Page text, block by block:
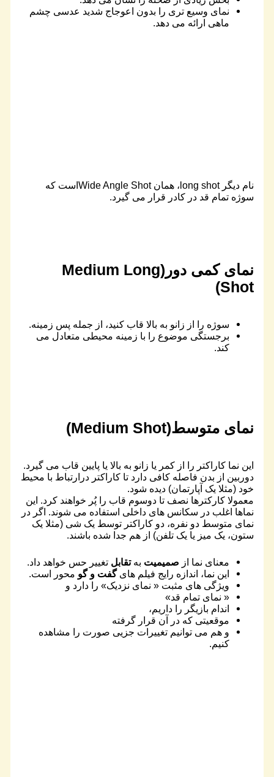
نمای وسیع تری را بدون اعوجاج شدید عدسی چشم
ماهی ارائه می دهد.
نام دیگر long shot، همان Wide Angle Shotاست که
سوژه تمام قد در کادر قرار می گیرد.
نمای کمی دور(Medium Long
Shot)
سوژه را از زانو به بالا قاب کنید، از جمله پس زمینه.
برجستگی موضوع را با زمینه محیطی متعادل می
کند.
نمای متوسط(Medium Shot)
این نما کاراکتر را از کمر یا زانو به بالا یا پایین قاب می گیرد.
دوربین از بدن فاصله کافی دارد تا کاراکتر درارتباط با محیط
خود (مثلا یک آپارتمان) دیده شود.
معمولا کارکترها نصف تا دوسوم قاب را پُر خواهند کرد. این
نماها اغلب در سکانس های داخلی استفاده می شوند. اگر در
نمای متوسط دو نفره، دو کاراکتر توسط یک شی (مثلا یک
ستون، یک میز یا یک تلفن) از هم جدا شده باشند.
معنای نما از صمیمیت بهتقابل تغییر حس خواهد داد.
این نما، اندازه رایج فیلم هایگفت و گو محور است.
ویژگی های مثبت « نمای نزدیک» را دارد و
« نمای تمام قد»
اندام بازیگر را داریم،
موقعیتی که در آن قرار گرفته
و هم می توانیم تغییرات جزیی صورت را مشاهده
کنیم.